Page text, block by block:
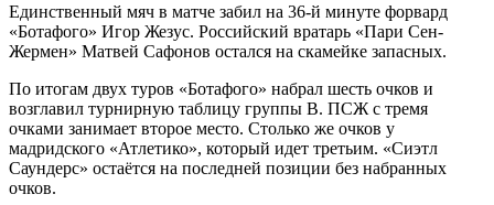
Единственный мяч в матче забил на 36-й минуте форвард
«Ботафого» Игор Жезус. Российский вратарь «Пари Сен-
Жермен» Матвей Сафонов остался на скамейке запасных.
По итогам двух туров «Ботафого» набрал шесть очков и
возглавил турнирную таблицу группы B. ПСЖ с тремя
очками занимает второе место. Столько же очков у
мадридского «Атлетико», который идет третьим. «Сиэтл
Саундерс» остаётся на последней позиции без набранных
очков.